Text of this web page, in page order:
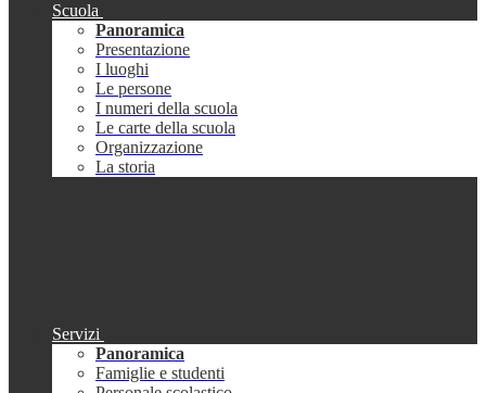
Scuola
Panoramica
Presentazione
I luoghi
Le persone
I numeri della scuola
Le carte della scuola
Organizzazione
La storia
Servizi
Panoramica
Famiglie e studenti